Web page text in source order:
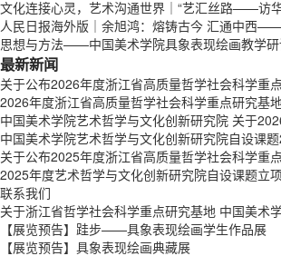
文化连接心灵，艺术沟通世界｜“艺汇丝路——访
人民日报海外版｜余旭鸿：熔铸古今 汇通中西
思想与方法——中国美术学院具象表现绘画教学
最新新闻
关于公布2026年度浙江省高质量哲学社会科学重
2026年度浙江省高质量哲学社会科学重点研究基
中国美术学院艺术哲学与文化创新研究院 关于
中国美术学院艺术哲学与文化创新研究院自设课
关于公布2025年度浙江省高质量哲学社会科学重
2025年度艺术哲学与文化创新研究院自设课题立
联系我们
关于浙江省哲学社会科学重点研究基地 中国美术
【展览预告】跬步——具象表现绘画学生作品展
【展览预告】具象表现绘画典藏展